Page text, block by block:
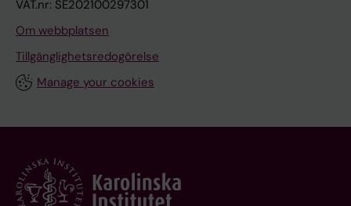
VAT.nr: SE202100297301
Om webbplatsen
Tillgänglighetsredogörelse
Manage your cookies